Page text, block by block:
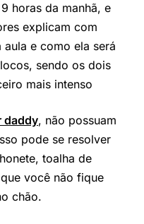
horas da manhã, e
explicam com
e como ela será
sendo os dois
mais intenso
daddy, não possuam
pode se resolver
toalha de
você não fique
chão.